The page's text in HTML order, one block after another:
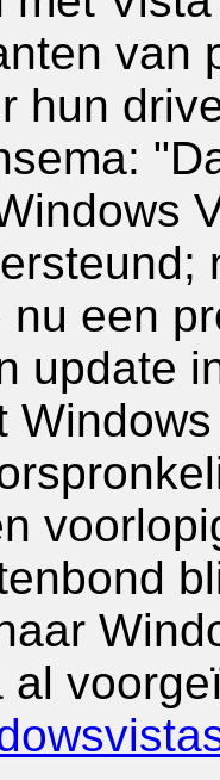
van
hun
nu een
update
al